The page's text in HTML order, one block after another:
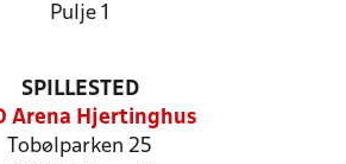
Pulje 1
SPILLESTED
Arena Hjertinghus
Tobølparken 25